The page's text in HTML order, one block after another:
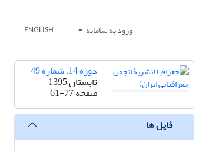
ورود به سامانه ENGLISH
دوره 14، شماره 49
تابستان 1395
صفحه61-77
فایل ها